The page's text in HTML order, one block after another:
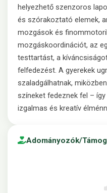
helyezhető szenzoros
és szórakoztató elemek,
mozgások és
mozgáskoordinációt, az
testtartást, a
felfedezést. A gyerekek
szaladgálhatnak,
színeket fedeznek fel –
izgalmas és kreatív
Adományozók/